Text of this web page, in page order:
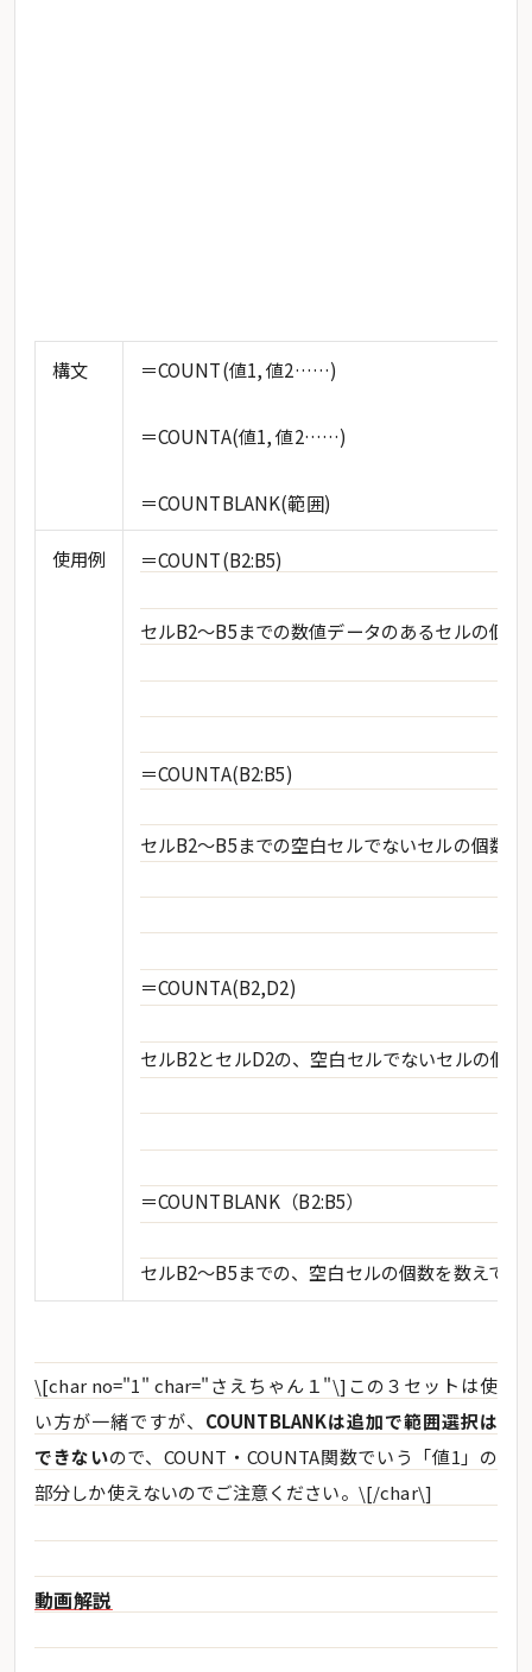
構文 ＝COUNT(値1, 値2……)
＝COUNTA(値1, 値2……)
＝COUNTBLANK(範囲)
使用例 ＝COUNT(B2:B5)
セルB2～B5までの数値データのあるセルの個数
＝COUNTA(B2:B5)
セルB2～B5までの空白セルでないセルの個数を
＝COUNTA(B2,D2)
セルB2とセルD2の、空白セルでないセルの個
＝COUNTBLANK（B2:B5）
セルB2～B5までの、空白セルの個数を数えてく
\[char no="1" char="さえちゃん１"\]この３セットは使
い方が一緒ですが、 COUNTBLANKは追加で範囲選択は
できないので、COUNT・COUNTA関数でいう「値1」の
部分しか使えないのでご注意ください。\[/char\]
動画解説